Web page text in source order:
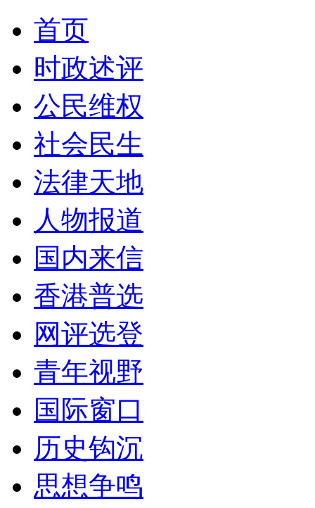
首页
时政述评
公民维权
社会民生
法律天地
人物报道
国内来信
香港普选
网评选登
青年视野
国际窗口
历史钩沉
思想争鸣